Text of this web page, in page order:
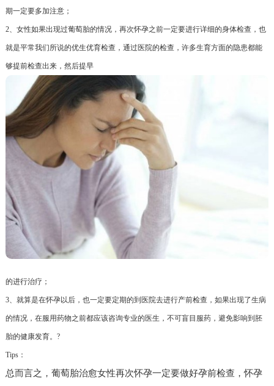
期一定要多加注意；
2、女性如果出现过葡萄胎的情况，再次怀孕之前一定要进行详细的身体检查，也
就是平常我们所说的优生优育检查，通过医院的检查，许多生育方面的隐患都能
够提前检查出来，然后提早
的进行治疗；
3、就算是在怀孕以后，也一定要定期的到医院去进行产前检查，如果出现了生病
的情况，在服用药物之前都应该咨询专业的医生，不可盲目服药，避免影响到胚
胎的健康发育。?
Tips：
总而言之，葡萄胎治愈女性再次怀孕一定要做好孕前检查，怀孕